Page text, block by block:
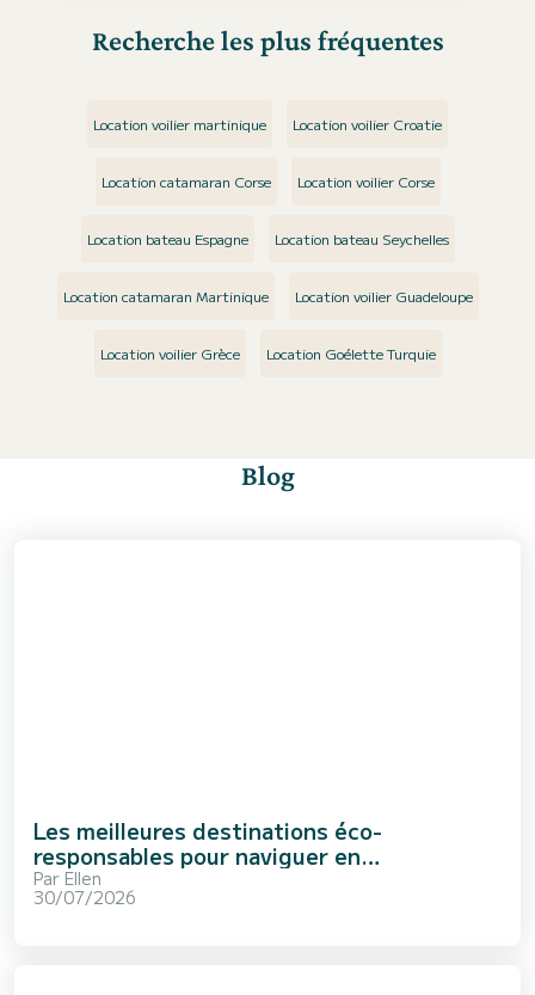
Recherche les plus fréquentes
Location voilier martinique Location voilier Croatie
Location catamaran Corse Location voilier Corse
Location bateau Espagne Location bateau Seychelles
Location catamaran Martinique Location voilier Guadeloupe
Location voilier Grèce Location Goélette Turquie
Blog
Les meilleures destinations éco-
responsables pour naviguer en
Méditerranée
Par Ellen
30/07/2026